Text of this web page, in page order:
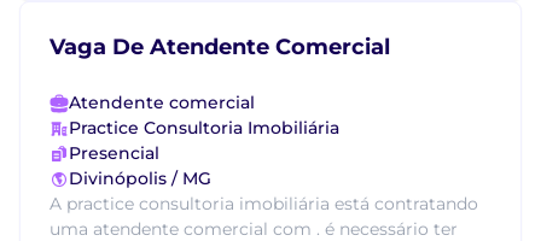
Vaga De Atendente Comercial
Atendente comercial
Practice Consultoria Imobiliária
Presencial
Divinópolis / MG
A practice consultoria imobiliária está contratando
uma atendente comercial com . é necessário ter